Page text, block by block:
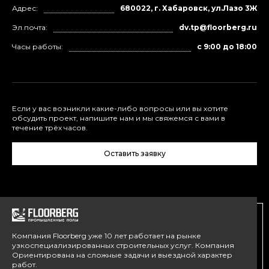
Компания Floorberg уже 10 лет работает на рынке
узкоспециализированных строительных услуг. Компания
Ориентирована на сложные задачи и выездной характер
работ.
Адрес: 680022, г. Хабаровск, ул.Лазо 3Ж
Эл.почта: dv.tp@floorberg.ru
Часы работы: с 9:00 до 18:00
Если у вас возникли какие-либо вопросы или вы хотите
обсудить проект, напишите нам и мы свяжемся с вами в
течение трёх часов.
Оставить заявку